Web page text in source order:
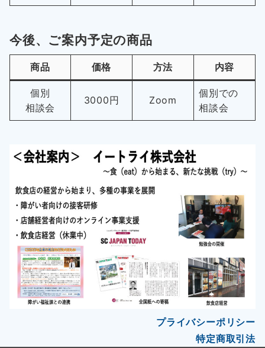
今後、ご案内予定の商品
商品 価格 方法 内容
個別
相談会
3000円 Zoom
個別での
相談会
プライバシーポリシー
特定商取引法